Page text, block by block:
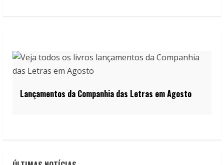
Lançamentos da Companhia das Letras em Agosto